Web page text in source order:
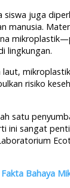
juga
manusia.
lingkungan.
laut,
risiko
satu
ini sangat
Fakta Bahaya